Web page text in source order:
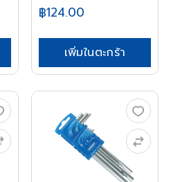
฿124.00
เพิ่มในตะกร้า